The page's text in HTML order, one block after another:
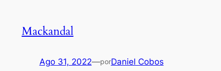
Mackandal
Ago 31, 2022—porDaniel Cobos